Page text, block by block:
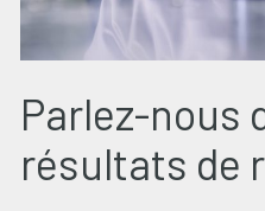
Parlez-nous
résultats de